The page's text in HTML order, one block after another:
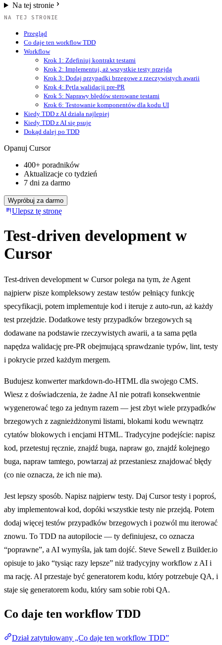
Na tej stronie
NA TEJ STRONIE
Przegląd
Co daje ten workflow TDD
Workflow
Krok 1: Zdefiniuj kontrakt testami
Krok 2: Implementuj, aż wszystkie testy przejdą
Krok 3: Dodaj przypadki brzegowe z rzeczywistych awarii
Krok 4: Pętla walidacji pre-PR
Krok 5: Naprawy błędów sterowane testami
Krok 6: Testowanie komponentów dla kodu UI
Kiedy TDD z AI działa najlepiej
Kiedy TDD z AI się psuje
Dokąd dalej po TDD
Opanuj Cursor
400+ poradników
Aktualizacje co tydzień
7 dni za darmo
Wypróbuj za darmo
Ulepsz tę stronę
Test-driven development w
Cursor
Test-driven development w Cursor polega na tym, że Agent
najpierw pisze kompleksowy zestaw testów pełniący funkcję
specyfikacji, potem implementuje kod i iteruje z auto-run, aż każdy
test przejdzie. Dodatkowe testy przypadków brzegowych są
dodawane na podstawie rzeczywistych awarii, a ta sama pętla
napędza walidację pre-PR obejmującą sprawdzanie typów, lint, testy
i pokrycie przed każdym mergem.
Budujesz konwerter markdown-do-HTML dla swojego CMS.
Wiesz z doświadczenia, że żadne AI nie potrafi konsekwentnie
wygenerować tego za jednym razem — jest zbyt wiele przypadków
brzegowych z zagnieżdżonymi listami, blokami kodu wewnątrz
cytatów blokowych i encjami HTML. Tradycyjne podejście: napisz
kod, przetestuj ręcznie, znajdź buga, napraw go, znajdź kolejnego
buga, napraw tamtego, powtarzaj aż przestaniesz znajdować błędy
(co nie oznacza, że ich nie ma).
Jest lepszy sposób. Napisz najpierw testy. Daj Cursor testy i poproś,
aby implementował kod, dopóki wszystkie testy nie przejdą. Potem
dodaj więcej testów przypadków brzegowych i pozwól mu iterować
znowu. To TDD na autopilocie — ty definiujesz, co oznacza
“poprawne”, a AI wymyśla, jak tam dojść. Steve Sewell z Builder.io
opisuje to jako “tysiąc razy lepsze” niż tradycyjny workflow z AI i
ma rację. AI przestaje być generatorem kodu, który potrzebuje QA, i
staje się generatorem kodu, który sam sobie robi QA.
Co daje ten workflow TDD
Dział zatytułowany „Co daje ten workflow TDD”